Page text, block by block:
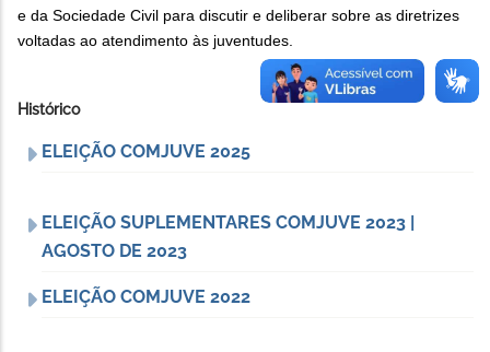
e da Sociedade Civil para discutir e deliberar sobre as diretrizes
voltadas ao atendimento às juventudes.
Histórico
ELEIÇÃO COMJUVE 2025
ELEIÇÃO SUPLEMENTARES COMJUVE 2023 |
AGOSTO DE 2023
ELEIÇÃO COMJUVE 2022